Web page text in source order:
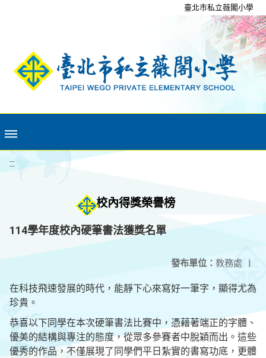
臺北市私立薇閣小學
:::
校內得獎榮譽榜
114學年度校內硬筆書法獲獎名單
發布單位： 教務處 |
在科技飛速發展的時代，能靜下心來寫好一筆字，顯得尤為
珍貴。
恭喜以下同學在本次硬筆書法比賽中，憑藉著端正的字體、
優美的結構與專注的態度，從眾多參賽者中脫穎而出。這些
優秀的作品，不僅展現了同學們平日紮實的書寫功底，更體